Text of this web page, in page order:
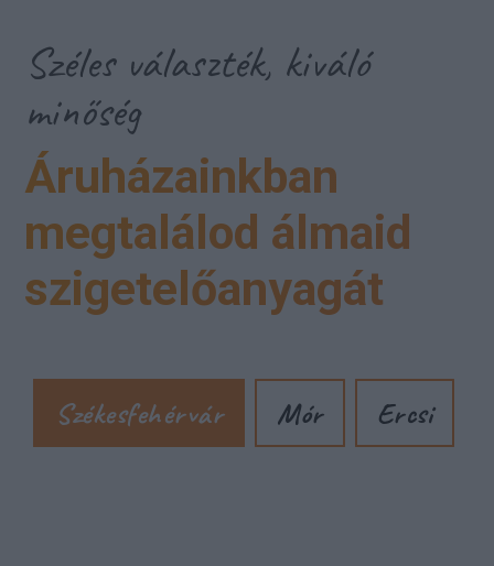
Széles választék, kiváló
minőség
Áruházainkban
megtalálod álmaid
szigetelőanyagát
Székesfehérvár Mór Ercsi